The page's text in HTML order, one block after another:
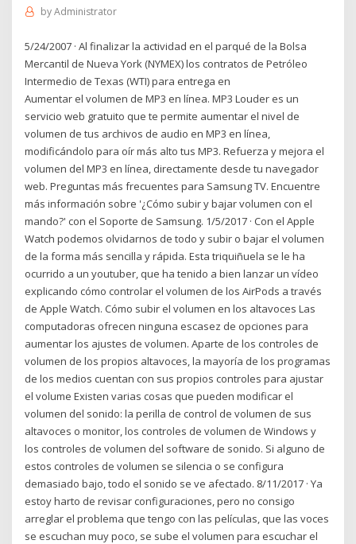
byAdministrator
5/24/2007 · Al finalizar la actividad en el parqué de la Bolsa
Mercantil de Nueva York (NYMEX) los contratos de Petróleo
Intermedio de Texas (WTI) para entrega en
Aumentar el volumen de MP3 en línea. MP3 Louder es un
servicio web gratuito que te permite aumentar el nivel de
volumen de tus archivos de audio en MP3 en línea,
modificándolo para oír más alto tus MP3. Refuerza y mejora el
volumen del MP3 en línea, directamente desde tu navegador
web. Preguntas más frecuentes para Samsung TV. Encuentre
más información sobre '¿Cómo subir y bajar volumen con el
mando?' con el Soporte de Samsung. 1/5/2017 · Con el Apple
Watch podemos olvidarnos de todo y subir o bajar el volumen
de la forma más sencilla y rápida. Esta triquiñuela se le ha
ocurrido a un youtuber, que ha tenido a bien lanzar un vídeo
explicando cómo controlar el volumen de los AirPods a través
de Apple Watch. Cómo subir el volumen en los altavoces Las
computadoras ofrecen ninguna escasez de opciones para
aumentar los ajustes de volumen. Aparte de los controles de
volumen de los propios altavoces, la mayoría de los programas
de los medios cuentan con sus propios controles para ajustar
el volume Existen varias cosas que pueden modificar el
volumen del sonido: la perilla de control de volumen de sus
altavoces o monitor, los controles de volumen de Windows y
los controles de volumen del software de sonido. Si alguno de
estos controles de volumen se silencia o se configura
demasiado bajo, todo el sonido se ve afectado. 8/11/2017 · Ya
estoy harto de revisar configuraciones, pero no consigo
arreglar el problema que tengo con las películas, que las voces
se escuchan muy poco, se sube el volumen para escuchar el